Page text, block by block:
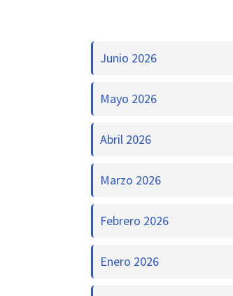
Junio 2026
Mayo 2026
Abril 2026
Marzo 2026
Febrero 2026
Enero 2026